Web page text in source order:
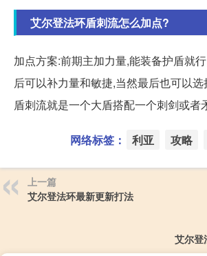
艾尔登法环盾刺流怎么加点?
加点方案:前期主加力量,能装备护盾就
后可以补力量和敏捷,当然最后也可以选
盾刺流就是一个大盾搭配一个刺剑或者
网络标签： 利亚 攻略
上一篇
艾尔登法环最新更新打法
艾尔登